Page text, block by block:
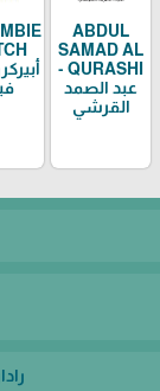
ABDUL
SAMAD AL
QURASHI -
عبد الصمد
القرشي